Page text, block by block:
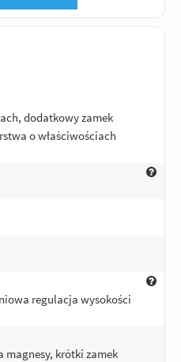
dodatkowy zamek
o właściwościach
regulacja wysokości
magnesy, krótki zamek